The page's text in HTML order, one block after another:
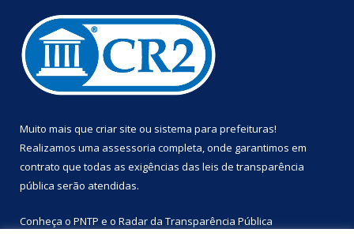
Muito mais que criar site ou sistema para prefeituras!
Realizamos uma assessoria completa, onde garantimos em
contrato que todas as exigências das leis de transparência
pública serão atendidas.
Conheça o PNTP e o Radar da Transparência Pública